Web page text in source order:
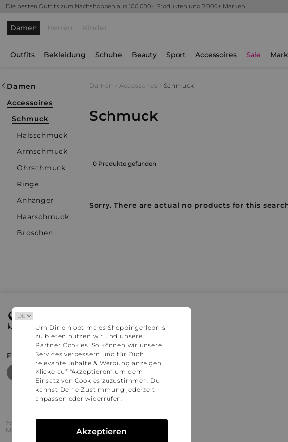
Die besten Outfits zum Nachshoppen aus 100.000+ Produkten und 7.000+ Marken
Damen Herren Kinder
Outfits Bekleidung Schuhe Beauty Sport Accessoires Sale
Damen
Accessoires
Schmuck
Halsschmuck
Armschmuck
Ohrschmuck
Ringe
Anhänger
Haarschmuck
Broschen
Damen Accessoires Schmuck
Schmuck
0 Produkte gefunden
Sorry. There are actual no products for this
Stylaholic
FIND MORE INSPIRATION
2016 - 2026 © Stylaholic.
Made for you with love in munich.
Um Dir ein optimales Shoppingerlebnis
zu bieten nutzen wir und unsere
Partner Cookies. So können wir unsere
Services verbessern und für Dich
relevante Inhalte & Werbung anzeigen.
Klicke auf "Akzeptieren" um dem
Einsatz von Cookies zuzustimmen. Du
kannst Deine Zustimmung jederzeit
anpassen oder widerrufen.
Akzeptieren